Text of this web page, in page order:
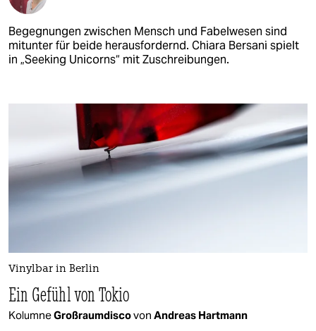
Begegnungen zwischen Mensch und Fabelwesen sind
mitunter für beide herausfordernd. Chiara Bersani spielt
in „Seeking Unicorns“ mit Zuschreibungen.
Vinylbar in Berlin
Ein Gefühl von Tokio
KolumneGroßraumdiscovon Andreas Hartmann